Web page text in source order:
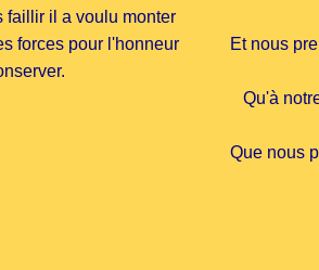
faillir il a voulu monter
forces pour l'honneur
Et nous
Qu'à
Que nous